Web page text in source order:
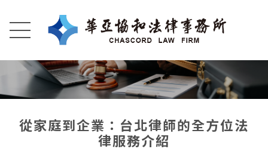
從家庭到企業：台北律師的全方位法
律服務介紹